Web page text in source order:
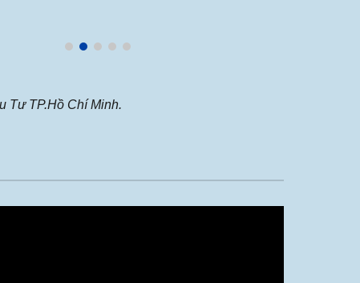
Tư TP.Hồ Chí Minh.